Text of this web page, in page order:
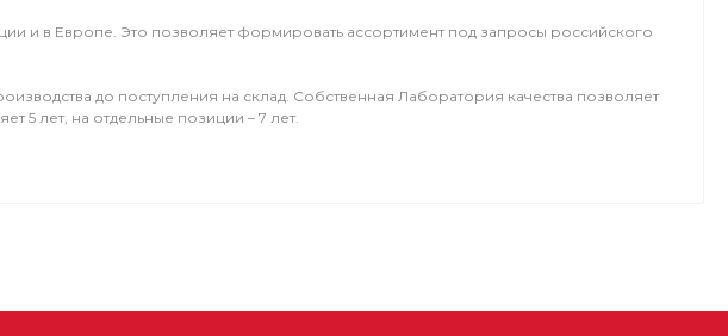
и в Европе. Это позволяет формировать ассортимент под запросы российского
до поступления на склад. Собственная Лаборатория качества позволяет
5 лет, на отдельные позиции – 7 лет.